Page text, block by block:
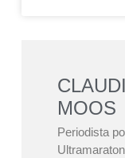
MOOS
Periodista